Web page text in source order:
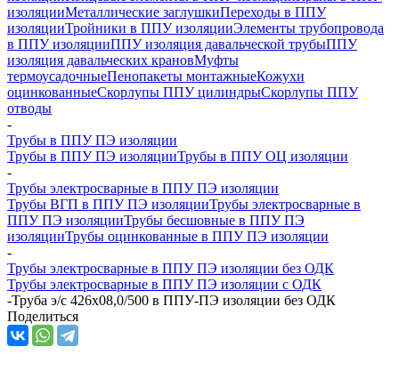
изоляцииМеталлические заглушкиПереходы в ППУ
изоляцииТройники в ППУ изоляцииЭлементы трубопровода
в ППУ изоляцииППУ изоляция давальческой трубыППУ
изоляция давальческих крановМуфты
термоусадочныеПенопакеты монтажныеКожухи
оцинкованныеСкорлупы ППУ цилиндрыСкорлупы ППУ
отводы
-
Трубы в ППУ ПЭ изоляции
Трубы в ППУ ПЭ изоляцииТрубы в ППУ ОЦ изоляции
-
Трубы электросварные в ППУ ПЭ изоляции
Трубы ВГП в ППУ ПЭ изоляцииТрубы электросварные в
ППУ ПЭ изоляцииТрубы бесшовные в ППУ ПЭ
изоляцииТрубы оцинкованные в ППУ ПЭ изоляции
-
Трубы электросварные в ППУ ПЭ изоляции без ОДК
Трубы электросварные в ППУ ПЭ изоляции с ОДК
-Труба э/с 426х08,0/500 в ППУ-ПЭ изоляции без ОДК
Поделиться